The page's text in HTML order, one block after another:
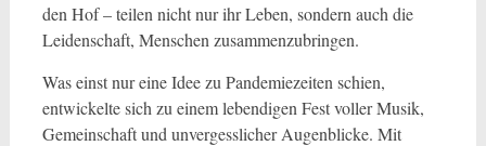
den Hof – teilen nicht nur ihr Leben, sondern auch die
Leidenschaft, Menschen zusammenzubringen.
Was einst nur eine Idee zu Pandemiezeiten schien,
entwickelte sich zu einem lebendigen Fest voller Musik,
Gemeinschaft und unvergesslicher Augenblicke. Mit